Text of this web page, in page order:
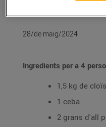
A 6,10 € per
28/de maig/2024
Ingredients per a 4
1,5 kg de
1 ceba
2 grans d'all